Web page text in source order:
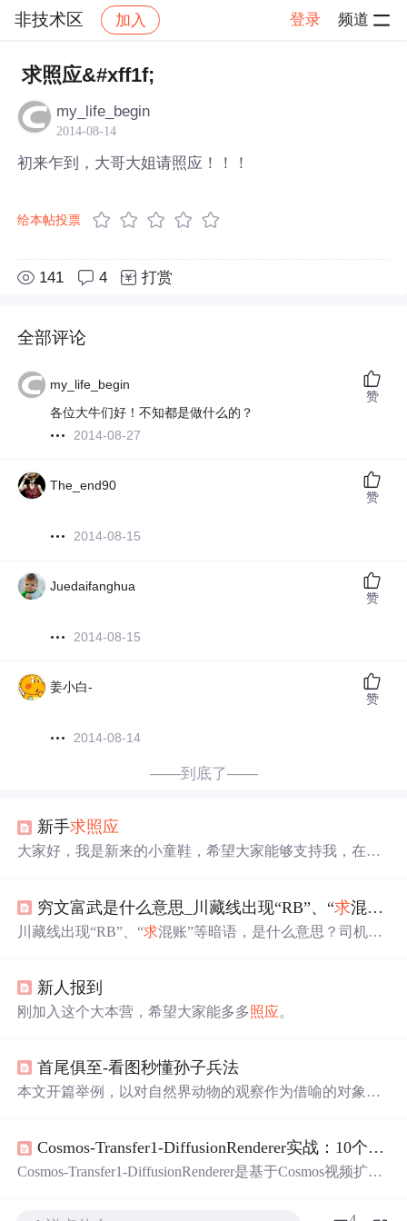
非技术区 加入 登录 频道
社区 非技术区
求照应&#xff1f;
my_life_begin
2014-08-14
初来乍到，大哥大姐请照应！！！
给本帖投票
141 4 打赏
全部评论
my_life_begin
各位大牛们好！不知都是做什么的？
2014-08-27
赞
The_end90
2014-08-15
赞
Juedaifanghua
2014-08-15
赞
姜小白-
2014-08-14
赞
——到底了——
新手求照应
大家好，我是新来的小童鞋，希望大家能够支持我，在这
穷文富武是什么意思_川藏线出现“RB”、“求混账”等暗语，是什么意思？司机道出答案...
川藏线出现“RB”、“求混账”等暗语，是什么意思？司机道
出国游，这些或短或长的旅途都能给驴友们带来愉快的体
验，以及自身压力的释放。现在很多年轻人都很喜欢来一
起了一种新的旅游方式，叫“穷游”。穷...
新人报到
刚加入这个大本营，希望大家能多多照应。
首尾俱至-看图秒懂孙子兵法
本文开篇举例，以对自然界动物的观察作为借喻的对象，
人，遇到危险时都能协同作战，更何况一个团队的人。拴
马、埋轮治标不治本，根上的问题没解决，只会适得其
Cosmos-Transfer1-DiffusionRenderer实战：10个图像重光
Cosmos-Transfer1-DiffusionRenderer是基于Cosmos视频扩散